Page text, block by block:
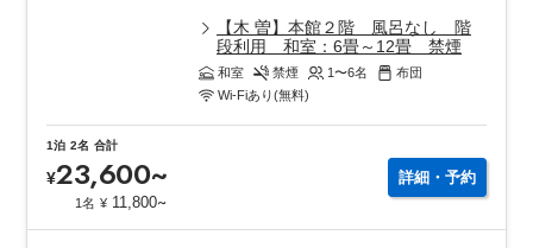
【木 曽】本館２階 風呂なし 階
段利用 和室：6畳～12畳 禁煙
和室 禁煙 1〜6名
布団
Wi-Fiあり(無料)
1泊 2名 合計
¥23,600~
1名 ¥ 11,800~
詳細・予約